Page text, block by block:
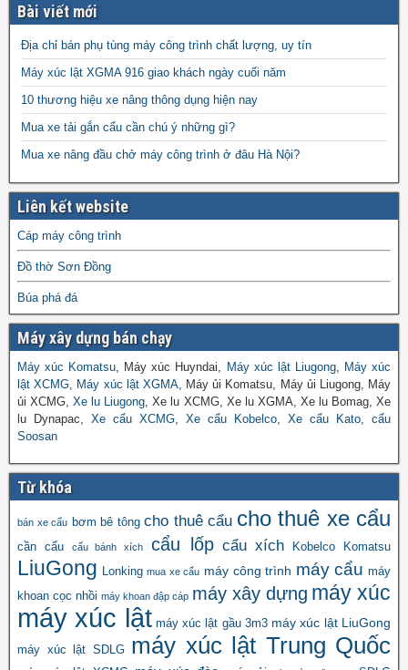
Bài viết mới
Địa chỉ bán phụ tùng máy công trình chất lượng, uy tín
Máy xúc lật XGMA 916 giao khách ngày cuối năm
10 thương hiệu xe nâng thông dụng hiện nay
Mua xe tải gắn cẩu cần chú ý những gì?
Mua xe nâng đầu chở máy công trình ở đâu Hà Nội?
Liên kết website
Cáp máy công trình
Đồ thờ Sơn Đồng
Búa phá đá
Máy xây dựng bán chạy
Máy xúc Komatsu , Máy xúc Huyndai, Máy xúc lật Liugong, Máy xúc
lật XCMG Máy xúc lật XGMA, Máy ủi Komatsu, Máy ủi Liugong, Máy
ủi XCMG,Xe lu Liugong , Xe lu XCMG, Xe lu XGMA, Xe lu Bomag, Xe
lu Dynapac, Xe cẩu XCMG Xe cẩu Kobelco Xe cẩu Kato
cẩu
Soosan
Từ khóa
bán xe cẩu bơm bê tông cho thuê cẩu cho thuê xe cẩu
cần cẩu cẩu bánh xích cẩu lốp cẩu xích Kobelco Komatsu
LiuGong Lonking mua xe cẩu máy công trình máy cẩu máy
khoan cọc nhồi máy khoan đập cáp máy xây dựng máy xúc
máy xúc lật máy xúc lật gầu 3m3 máy xúc lật LiuGong
máy xúc lật SDLG máy xúc lật Trung Quốc